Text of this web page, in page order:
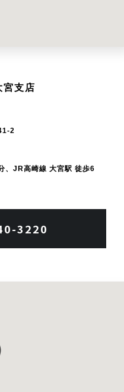
支店
2
、JR高崎線 大宮駅 徒歩6
3220